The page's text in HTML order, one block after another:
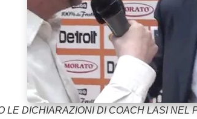
LE DICHIARAZIONI DI COACH LASI NEL